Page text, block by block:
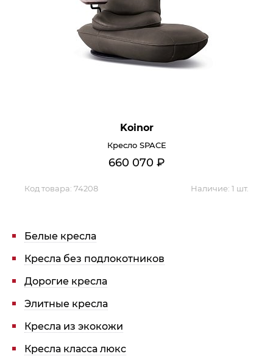
Koinor
Кресло SPACE
660 070 ₽
Код товара: 74208 Наличие: 1 шт.
Белые кресла
Кресла без подлокотников
Дорогие кресла
Элитные кресла
Кресла из экокожи
Кресла класса люкс